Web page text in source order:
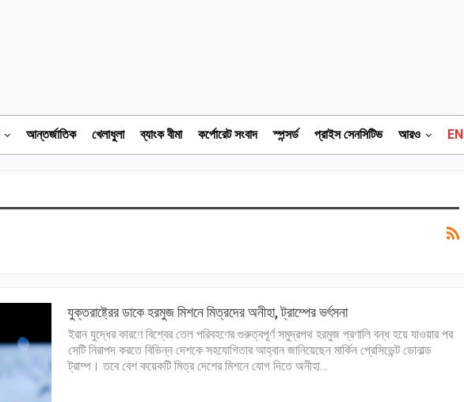
আন্তর্জাতিক খেলাধুলা ব্যাংক বীমা কর্পোরেট সংবাদ স্পন্সর্ড প্রাইস সেনসিটিভ আরও EN
যুক্তরাষ্ট্রের ডাকে হরমুজ মিশনে মিত্রদের অনীহা, ট্রাম্পের ভর্ৎসনা
ইরান যুদ্ধের কারণে বিশ্বের তেল পরিবহণের গুরুত্বপূর্ণ সমুদ্রপথ হরমুজ প্রণালি বন্ধ হয়ে যাওয়ার পর
সেটি নিরাপদ করতে বিভিন্ন দেশকে সহযোগিতার আহ্বান জানিয়েছেন মার্কিন প্রেসিডেন্ট ডোনাল্ড
ট্রাম্প। তবে বেশ কয়েকটি মিত্র দেশের মিশনে যোগ দিতে অনীহা…